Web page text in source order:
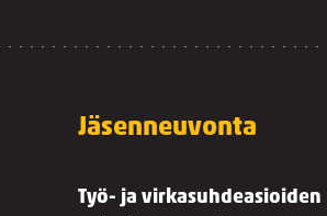
Jäsenneuvonta
Työ- ja virkasuhdeasioiden